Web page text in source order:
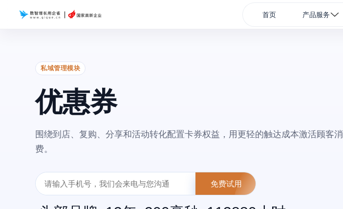
首页 产品服务
私域管理模块
优惠券
围绕到店、复购、分享和活动转化配置卡券权益，用更轻的触达成本激活顾客消
费。
免费试用